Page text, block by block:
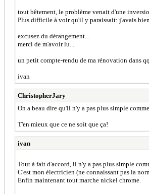
tout bêtement, le problème venait d'une
Plus difficile à voir qu'il y paraissait: j'avais bien
excusez du dérangement...
merci de m'avoir lu...
un petit compte-rendu de ma rénovation dans qq
ivan
ChristopherJary
On a beau dire qu'il n'y a pas plus simple
T'en mieux que ce ne soit que ça!
ivan
Tout à fait d'accord, il n'y a pas plus simple
C'est mon électricien (ne connaissant pas la
Enfin maintenant tout marche nickel chrome.